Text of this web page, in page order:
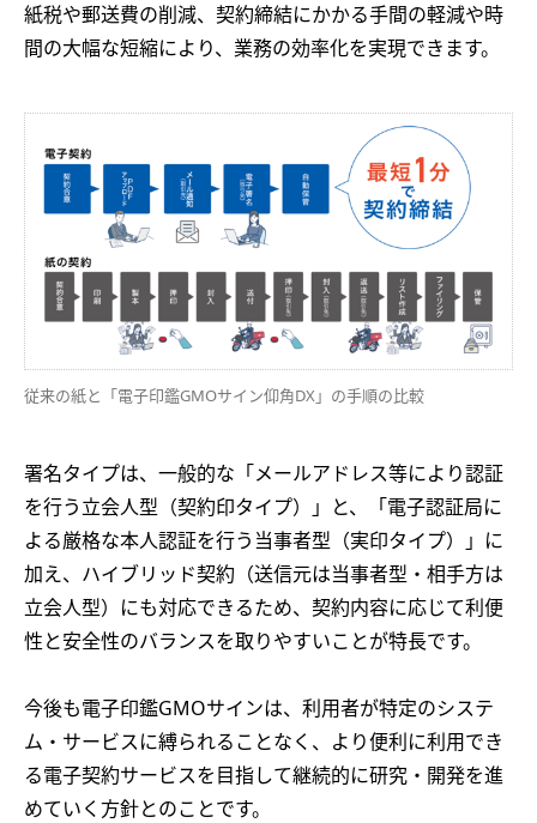
紙税や郵送費の削減、契約締結にかかる手間の軽減や時
間の大幅な短縮により、業務の効率化を実現できます。
従来の紙と「電子印鑑GMOサイン仰角DX」の手順の比較
署名タイプは、一般的な「メールアドレス等により認証
を行う立会人型（契約印タイプ）」と、「電子認証局に
よる厳格な本人認証を行う当事者型（実印タイプ）」に
加え、ハイブリッド契約（送信元は当事者型・相手方は
立会人型）にも対応できるため、契約内容に応じて利便
性と安全性のバランスを取りやすいことが特長です。
今後も電子印鑑GMOサインは、利用者が特定のシステ
ム・サービスに縛られることなく、より便利に利用でき
る電子契約サービスを目指して継続的に研究・開発を進
めていく方針とのことです。